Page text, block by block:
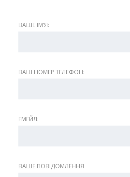
ВАШЕ ІМʼЯ:
ВАШ НОМЕР ТЕЛЕФОН:
ЕМЕЙЛ:
ВАШЕ ПОВІДОМЛЕННЯ